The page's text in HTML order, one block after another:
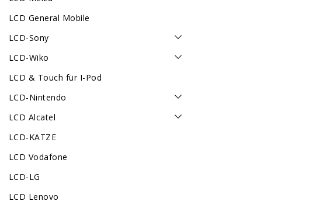
LCD General Mobile
LCD-Sony
LCD-Wiko
LCD & Touch für I-Pod
LCD-Nintendo
LCD Alcatel
LCD-KATZE
LCD Vodafone
LCD-LG
LCD Lenovo